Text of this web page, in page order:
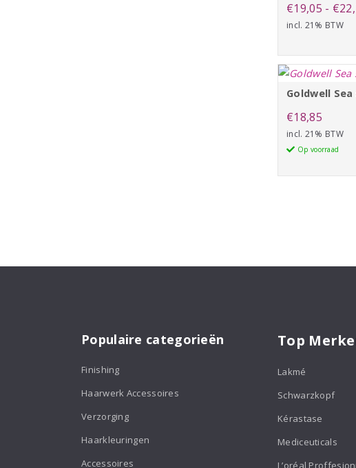
€19,05 - €
incl. 21% BTW
Goldwell
€18,85
incl. 21% BTW
Op voorraad
Populaire categorieën
Finishing
Haarwerk Accessoires
Verzorging
Haarkleuringen
Accessoires
Top
Lakmé
Schwarzkopf
Kérastase
Mediceuticals
L’oréal